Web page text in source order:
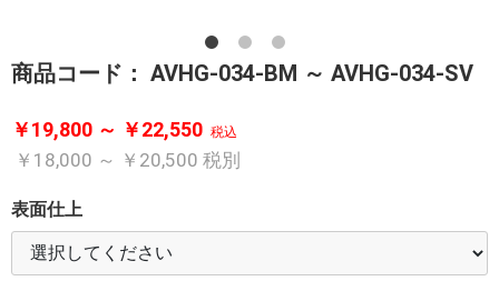
商品コード： AVHG-034-BM ～ AVHG-034-SV
￥19,800 ～ ￥22,550 税込
￥18,000 ～ ￥20,500 税別
表面仕上